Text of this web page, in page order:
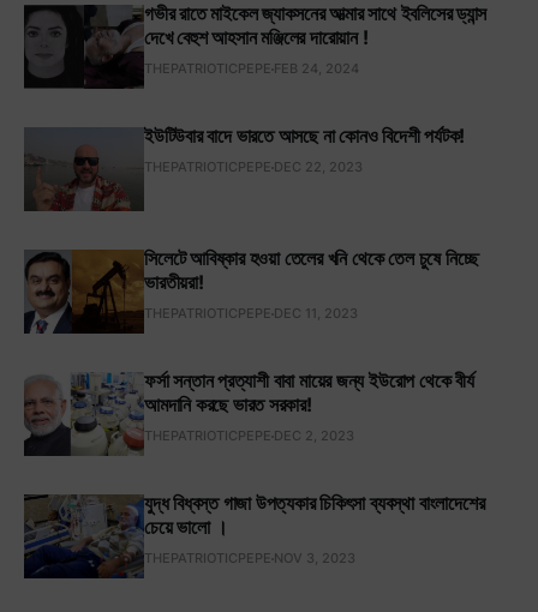
গভীর রাতে মাইকেল জ্যাকসনের আত্মার সাথে ইবলিসের ড্যান্স
দেখে বেহুশ আহসান মঞ্জিলের দারোয়ান !
THEPATRIOTICPEPE FEB 24, 2024
ইউটিউবার বাদে ভারতে আসছে না কোনও বিদেশী পর্যটক!
THEPATRIOTICPEPE DEC 22, 2023
সিলেটে আবিষ্কার হওয়া তেলের খনি থেকে তেল চুষে নিচ্ছে
ভারতীয়রা!
THEPATRIOTICPEPE DEC 11, 2023
ফর্সা সন্তান প্রত্যাশী বাবা মায়ের জন্য ইউরোপ থেকে বীর্য
আমদানি করছে ভারত সরকার!
THEPATRIOTICPEPE DEC 2, 2023
যুদ্ধ বিধ্বস্ত গাজা উপত্যকার চিকিৎসা ব্যবস্থা বাংলাদেশের
চেয়ে ভালো ।
THEPATRIOTICPEPE NOV 3, 2023